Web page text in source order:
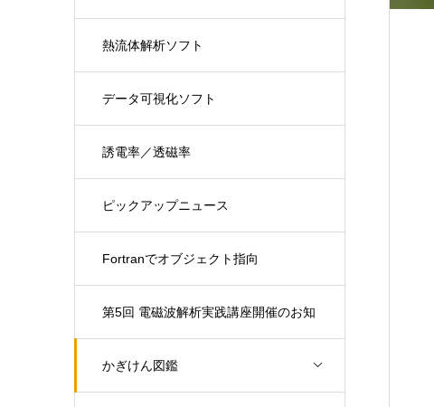
熱流体解析ソフト
データ可視化ソフト
誘電率／透磁率
ピックアップニュース
Fortranでオブジェクト指向
第5回 電磁波解析実践講座開催のお知
らせ（開催日：9月30日)
かぎけん図鑑